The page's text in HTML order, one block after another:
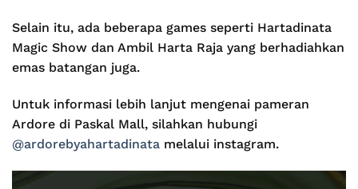
Selain itu, ada beberapa games seperti Hartadinata
Magic Show dan Ambil Harta Raja yang berhadiahkan
emas batangan juga.
Untuk informasi lebih lanjut mengenai pameran
Ardore di Paskal Mall, silahkan hubungi
@ardorebyahartadinata melalui instagram.